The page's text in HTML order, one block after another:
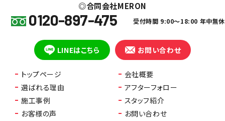
合同会社MERON
0120-897-475 受付時間 9:00～18:00 年中無休
LINEはこちら お問い合わせ
トップページ
会社概要
選ばれる理由
アフターフォロー
施工事例
スタッフ紹介
お客様の声
お問い合わせ